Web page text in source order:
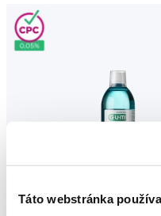
Táto webstránka